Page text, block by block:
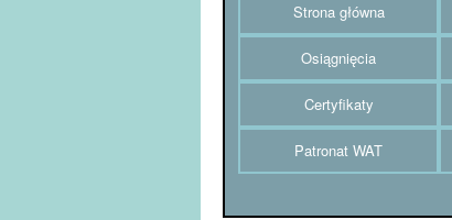
Strona główna
Osiągnięcia
Certyfikaty
Patronat WAT